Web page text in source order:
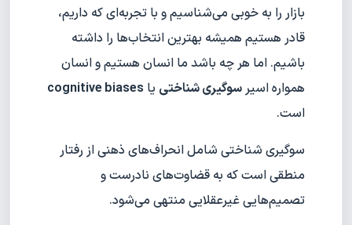
بازار را به خوبی می‌شناسیم و با تجربه‌ای که داریم،
قادر هستیم همیشه بهترین انتخاب‌ها را داشته
باشیم. اما هر چه باشد ما انسان هستیم و انسان
همواره اسیرسوگیری شناختی یا cognitive biases
است.
سوگیری شناختی شامل انحراف‌های ذهنی از رفتار
منطقی است که به قضاوت‌های نادرست و
تصمیم‌هایی غیرعقلایی منتهی می‌شود.